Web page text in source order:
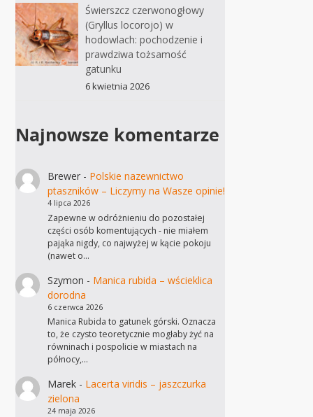
Świerszcz czerwonogłowy
(Gryllus locorojo) w
hodowlach: pochodzenie i
prawdziwa tożsamość
gatunku
6 kwietnia 2026
Najnowsze komentarze
Brewer- Polskie nazewnictwo
ptaszników – Liczymy na Wasze opinie!
4 lipca 2026
Zapewne w odróżnieniu do pozostałej
części osób komentujących - nie miałem
pająka nigdy, co najwyżej w kącie pokoju
(nawet o…
Szymon - Manica rubida – wścieklica
dorodna
6 czerwca 2026
Manica Rubida to gatunek górski. Oznacza
to, że czysto teoretycznie mogłaby żyć na
równinach i pospolicie w miastach na
północy,…
Marek- Lacerta viridis – jaszczurka
zielona
24 maja 2026